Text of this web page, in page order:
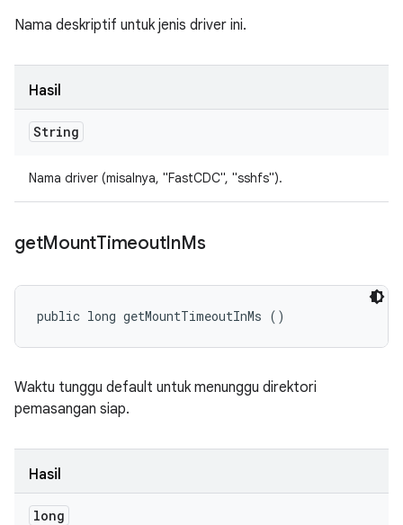
Nama deskriptif untuk jenis driver ini.
Hasil
String
Nama driver (misalnya, "FastCDC", "sshfs").
getMountTimeoutInMs
public long getMountTimeoutInMs ()
Waktu tunggu default untuk menunggu direktori
pemasangan siap.
Hasil
long